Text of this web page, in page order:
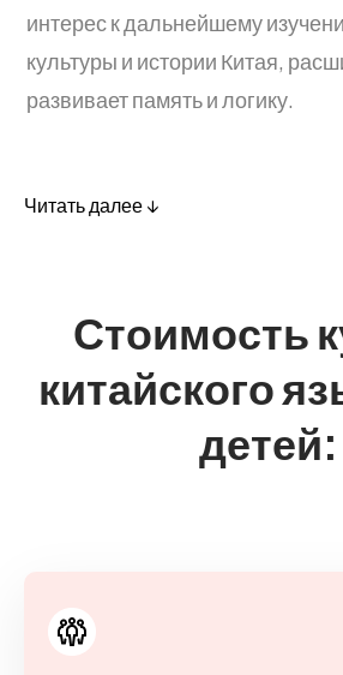
интерес к дальнейшему
культуры и истории Китая,
развивает память и логику.
Читать далее ↓
Стоимость
китайского
детей: